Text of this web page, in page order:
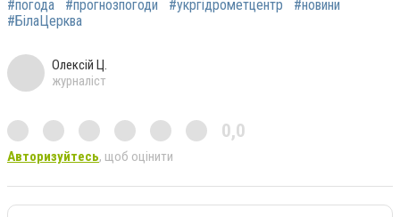
#погода #прогнозпогоди #укргідрометцентр
#новини
#БілаЦерква
Олексій Ц.
журналіст
0,0
Авторизуйтесь, щоб оцінити